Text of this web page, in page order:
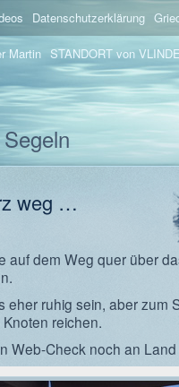
Datenschutzerklärung
Martin STANDORT von
weg …
auf dem Weg quer über
eher ruhig sein, aber zum
reichen.
Web-Check noch an